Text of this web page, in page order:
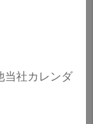
当社カレンダ